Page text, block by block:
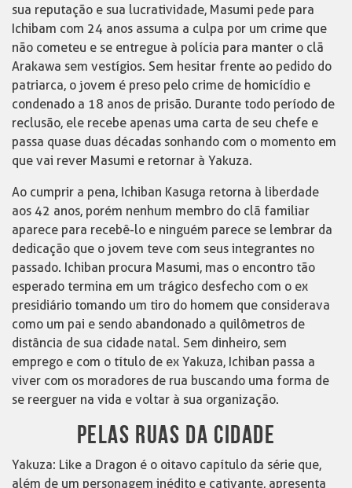
sua reputação e sua lucratividade, Masumi pede para
Ichibam com 24 anos assuma a culpa por um crime que
não cometeu e se entregue à polícia para manter o clã
Arakawa sem vestígios. Sem hesitar frente ao pedido do
patriarca, o jovem é preso pelo crime de homicídio e
condenado a 18 anos de prisão. Durante todo período de
reclusão, ele recebe apenas uma carta de seu chefe e
passa quase duas décadas sonhando com o momento em
que vai rever Masumi e retornar à Yakuza.
Ao cumprir a pena, Ichiban Kasuga retorna à liberdade
aos 42 anos, porém nenhum membro do clã familiar
aparece para recebê-lo e ninguém parece se lembrar da
dedicação que o jovem teve com seus integrantes no
passado. Ichiban procura Masumi, mas o encontro tão
esperado termina em um trágico desfecho com o ex
presidiário tomando um tiro do homem que considerava
como um pai e sendo abandonado a quilômetros de
distância de sua cidade natal. Sem dinheiro, sem
emprego e com o título de ex Yakuza, Ichiban passa a
viver com os moradores de rua buscando uma forma de
se reerguer na vida e voltar à sua organização.
PELAS RUAS DA CIDADE
Yakuza: Like a Dragon é o oitavo capítulo da série que,
além de um personagem inédito e cativante, apresenta